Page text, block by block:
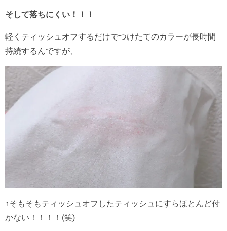
そして落ちにくい！！！
軽くティッシュオフするだけでつけたてのカラーが長時間
持続するんですが、
↑そもそもティッシュオフしたティッシュにすらほとんど付
かない！！！！(笑)